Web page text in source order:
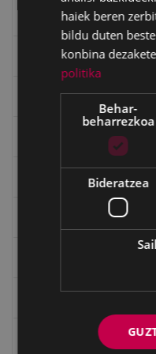
Eibartarren ahotan
Emakumeak
Errepublika
Gerra Zibilaren
Gerrako umeak
Ignazio Zuloagaren
haiek beren
bildu duten
konbina
politika
Behar-
beharrezkoa
Bideratzea